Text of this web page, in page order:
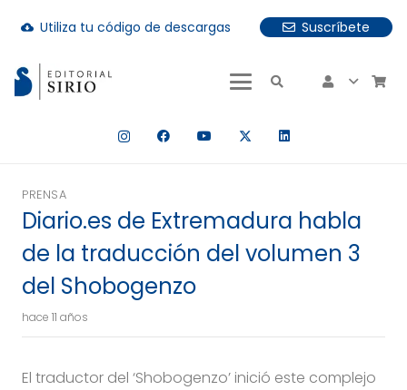
cloud_download Utiliza tu código de descargas
Suscríbete
hay resultados autocompletados, puedes utilizar las
PRENSA
Diario.es de Extremadura habla
de la traducción del volumen 3
del Shobogenzo
hace 11 años
El traductor del ‘Shobogenzo’ inició este complejo